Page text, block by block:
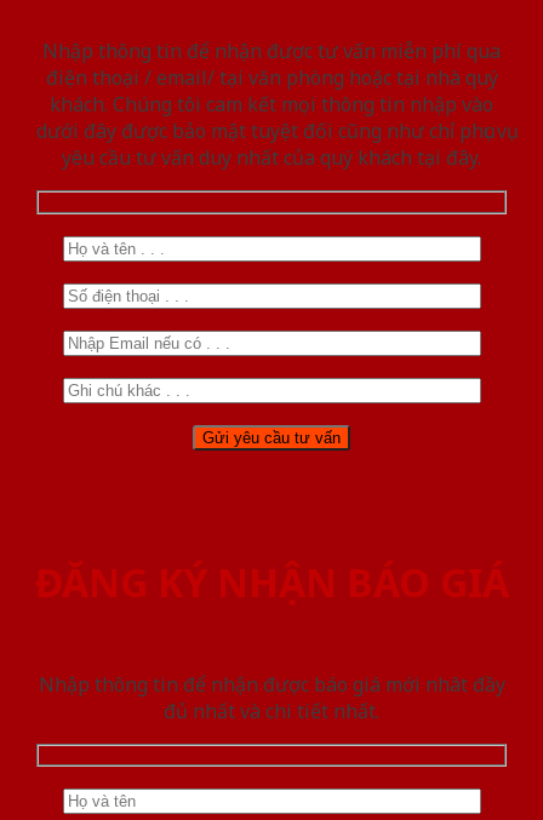
Nhập thông tin để nhận được tư vấn miễn phí qua
điện thoại / email/ tại văn phòng hoặc tại nhà quý
khách. Chúng tôi cam kết mọi thông tin nhập vào
dưới đây được bảo mật tuyệt đối cũng như chỉ phục vụ
yêu cầu tư vấn duy nhất của quý khách tại đây.
ĐĂNG KÝ NHẬN BÁO GIÁ
Nhập thông tin để nhận được báo giá mới nhât đầy
đủ nhất và chi tiết nhất.